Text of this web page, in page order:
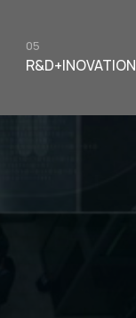
R&D+INOVATION
05